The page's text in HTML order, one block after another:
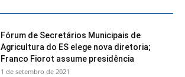
Fórum de Secretários Municipais de
Agricultura do ES elege nova diretoria;
Franco Fiorot assume presidência
1 de setembro de 2021